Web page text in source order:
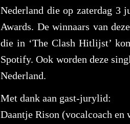
Nederland die op zaterdag 3
Awards. De winnaars van
die in ‘The Clash Hitlijst’
Spotify. Ook worden deze
Nederland.
Met dank aan gast-jurylid:
Daantje Rison (vocalcoach